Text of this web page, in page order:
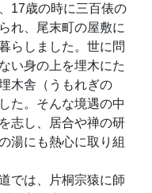
17歳の時に三百俵の
れ、尾末町の屋敷に
らしました。世に問
い身の上を埋木にた
木舎（うもれぎの
た。そんな境遇の中
志し、居合や禅の研
湯にも熱心に取り組
では、片桐宗猿に師